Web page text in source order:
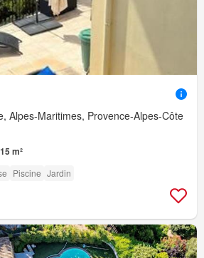
Alpes-Maritimes, Provence-Alpes-Côte
m²
Piscine Jardin